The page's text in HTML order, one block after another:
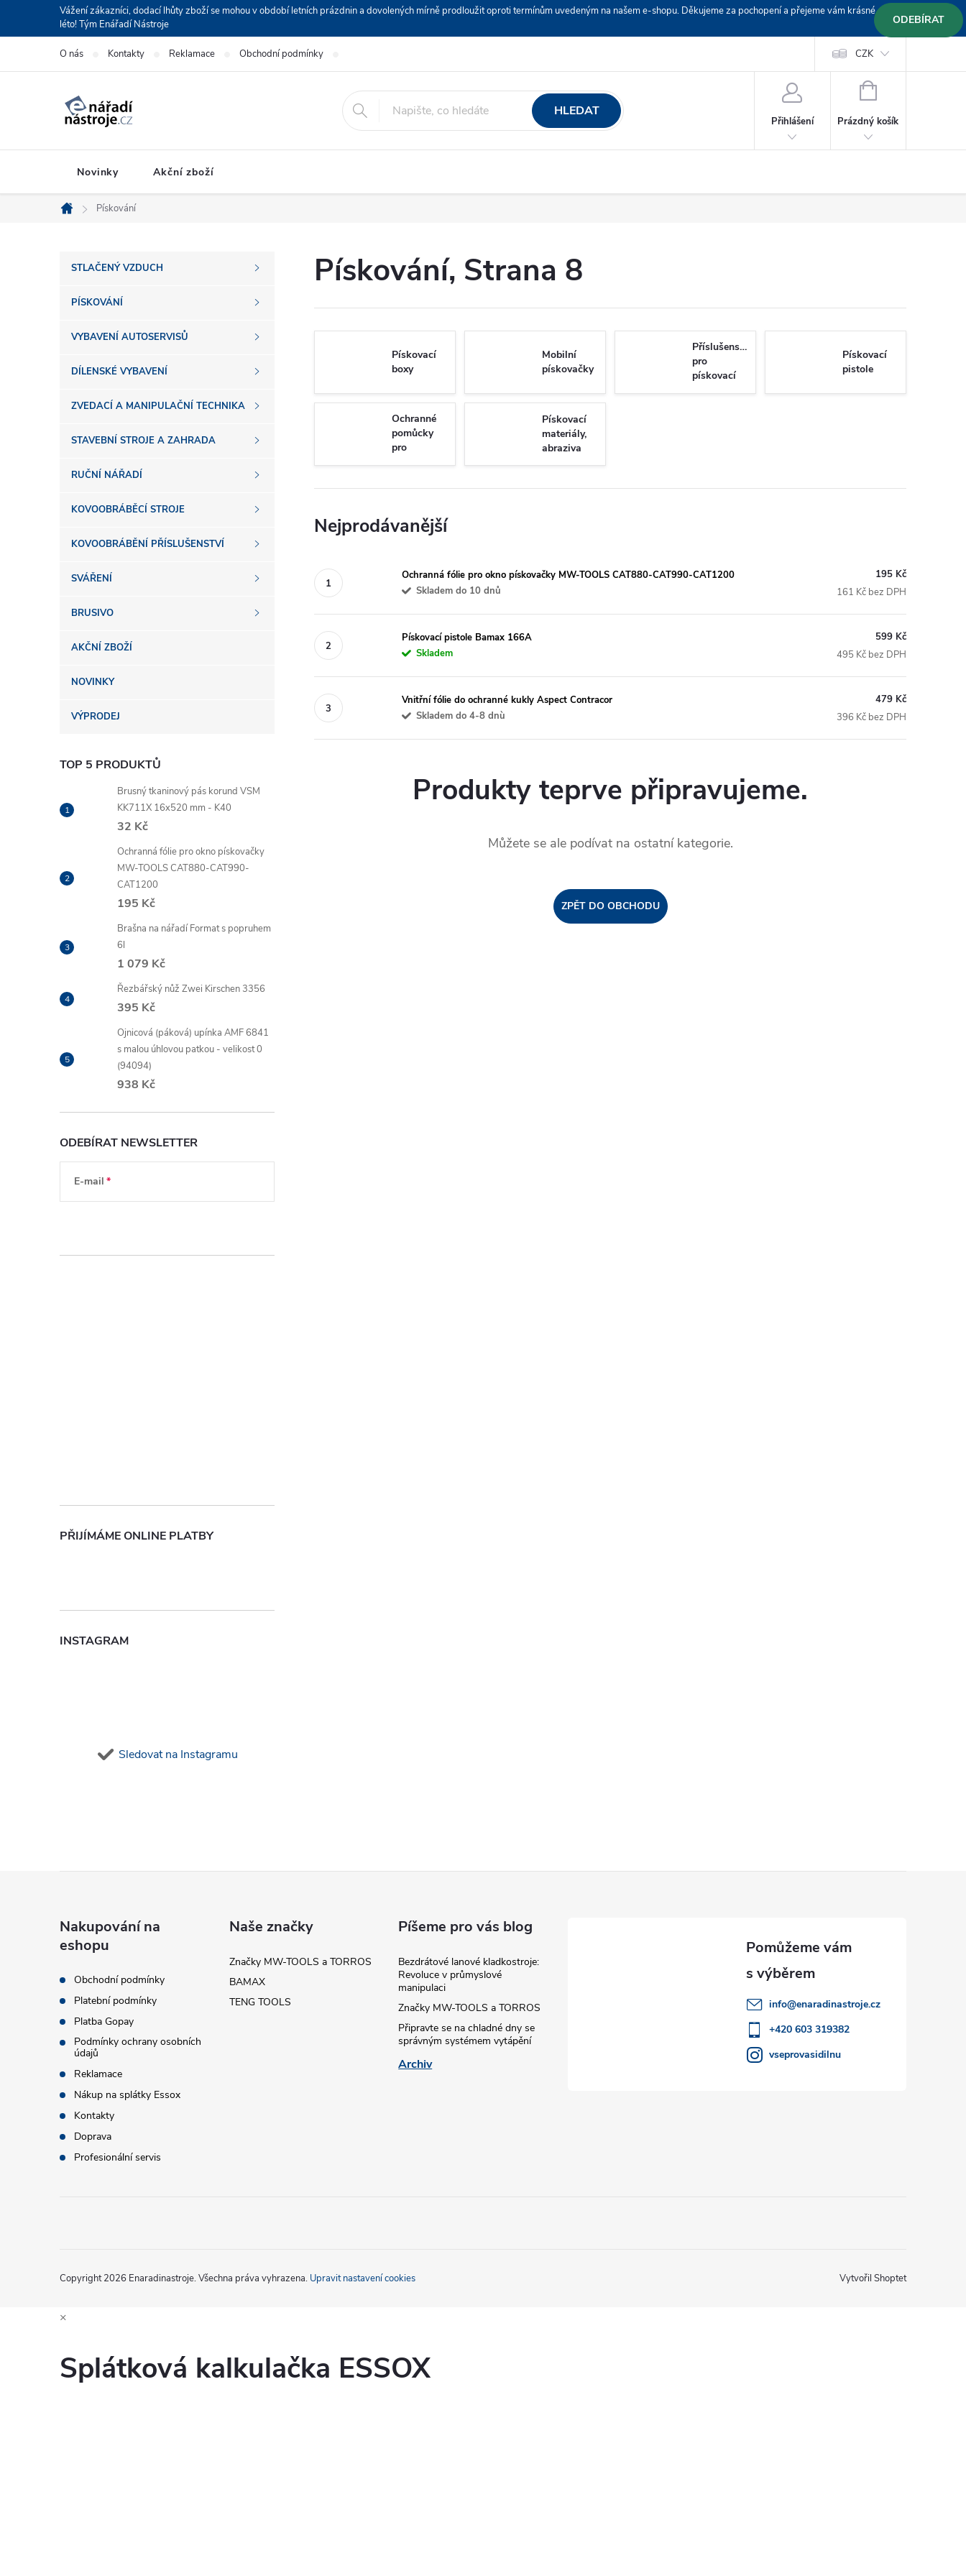
Vážení zákazníci, dodací lhůty zboží se mohou v období letních prázdnin a dovolených mírně prodloužit oproti termínům uvedeným na našem e-shopu. Děkujeme za pochopení a přejeme vám krásné
léto! Tým Enářadí Nástroje
O nás Kontakty Reklamace Obchodní podmínky Platba GoPay +420 603 319382
CZK
HLEDAT
Přihlášení
NÁKUPNÍ
Prázdný košík
Novinky Akční zboží
Domů
Pískování
P
o
s
a
n
n
p
a
n
STLAČENÝ VZDUCH
PÍSKOVÁNÍ
VYBAVENÍ AUTOSERVISŮ
DÍLENSKÉ VYBAVENÍ
ZVEDACÍ A MANIPULAČNÍ TECHNIKA
STAVEBNÍ STROJE A ZAHRADA
RUČNÍ NÁŘADÍ
KOVOOBRÁBĚCÍ STROJE
KOVOOBRÁBĚNÍ PŘÍSLUŠENSTVÍ
SVÁŘENÍ
BRUSIVO
AKČNÍ ZBOŽÍ
NOVINKY
VÝPRODEJ
TOP 5 PRODUKTŮ
Brusný tkaninový pás korund VSM
KK711X 16x520 mm - K40
32 Kč
Ochranná fólie pro okno pískovačky
MW-TOOLS CAT880-CAT990-
CAT1200
195 Kč
Brašna na nářadí Format s popruhem
6l
1 079 Kč
Řezbářský nůž Zwei Kirschen 3356
395 Kč
Ojnicová (páková) upínka AMF 6841
s malou úhlovou patkou - velikost 0
(94094)
938 Kč
ODEBÍRAT NEWSLETTER
E-mail
ODEBÍRAT
PŘIJÍMÁME ONLINE PLATBY
INSTAGRAM
Sledovat na Instagramu
Pískování, Strana 8
Pískovací
boxy
Mobilní
pískovačky
Příslušenství
pro
pískovací
Pískovací
pistole
Ochranné
pomůcky
pro
Pískovací
materiály,
abraziva
Nejprodávanější
Ochranná fólie pro okno pískovačky MW-TOOLS CAT880-CAT990-CAT1200
Skladem do 10 dnů
195 Kč
161 Kč bez DPH
Pískovací pistole Bamax 166A
Skladem
599 Kč
495 Kč bez DPH
Vnitřní fólie do ochranné kukly Aspect Contracor
Skladem do 4-8 dnù
479 Kč
396 Kč bez DPH
Produkty teprve připravujeme.
Můžete se ale podívat na ostatní kategorie.
ZPĚT DO OBCHODU
Nakupování na
eshopu
Obchodní podmínky
Platební podmínky
Platba Gopay
Podmínky ochrany osobních
údajů
Reklamace
Nákup na splátky Essox
Kontakty
Doprava
Profesionální servis
Naše značky
Značky MW-TOOLS a TORROS
BAMAX
TENG TOOLS
Píšeme pro vás blog
Bezdrátové lanové kladkostroje:
Revoluce v průmyslové
manipulaci
Značky MW-TOOLS a TORROS
Připravte se na chladné dny se
správným systémem vytápění
Archiv
info@enaradinastroje.cz
+420 603 319382
vseprovasidilnu
Vytvořil Shoptet
Copyright 2026 Enaradinastroje. Všechna práva vyhrazena. Upravit nastavení cookies
×
Splátková kalkulačka ESSOX